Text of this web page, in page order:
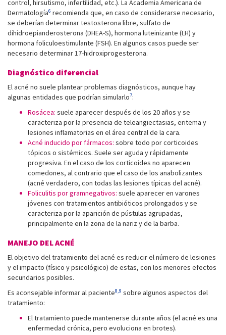
control, hirsutismo, infertilidad, etc.). La Academia Americana de
Dermatología6 recomienda que, en caso de considerarse necesario,
se deberían determinar testosterona libre, sulfato de
dihidroepianderosterona (DHEA-S), hormona luteinizante (LH) y
hormona foliculoestimulante (FSH). En algunos casos puede ser
necesario determinar 17-hidroxiprogesterona.
Diagnóstico diferencial
El acné no suele plantear problemas diagnósticos, aunque hay
algunas entidades que podrían simularlo7:
Rosácea: suele aparecer después de los 20 años y se
caracteriza por la presencia de teleangiectasias, eritema y
lesiones inflamatorias en el área central de la cara.
Acné inducido por fármacos: sobre todo por corticoides
tópicos o sistémicos. Suele ser aguda y rápidamente
progresiva. En el caso de los corticoides no aparecen
comedones, al contrario que el caso de los anabolizantes
(acné verdadero, con todas las lesiones típicas del acné).
Foliculitis por gramnegativos: suele aparecer en varones
jóvenes con tratamientos antibióticos prolongados y se
caracteriza por la aparición de pústulas agrupadas,
principalmente en la zona de la nariz y de la barba.
MANEJO DEL ACNÉ
El objetivo del tratamiento del acné es reducir el número de lesiones
y el impacto (físico y psicológico) de estas, con los menores efectos
secundarios posibles.
Es aconsejable informar al paciente8,9 sobre algunos aspectos del
tratamiento:
El tratamiento puede mantenerse durante años (el acné es una
enfermedad crónica, pero evoluciona en brotes).